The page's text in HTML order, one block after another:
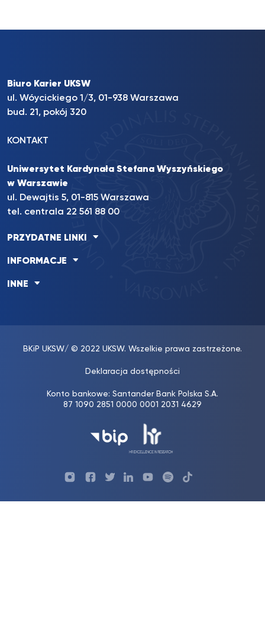
Biuro Karier UKSW
ul. Wóycickiego 1/3, 01-938 Warszawa
bud. 21, pokój 320
KONTAKT
Uniwersytet Kardynała Stefana Wyszyńskiego
w Warszawie
ul. Dewajtis 5, 01-815 Warszawa
tel. centrala 22 561 88 00
PRZYDATNE LINKI
INFORMACJE
INNE
BKiP UKSW/ © 2022 UKSW. Wszelkie prawa zastrzeżone.
Deklaracja dostępności
Konto bankowe: Santander Bank Polska S.A.
87 1090 2851 0000 0001 2031 4629
Profil ProfilProfilProfil UKSWProfilUKSW